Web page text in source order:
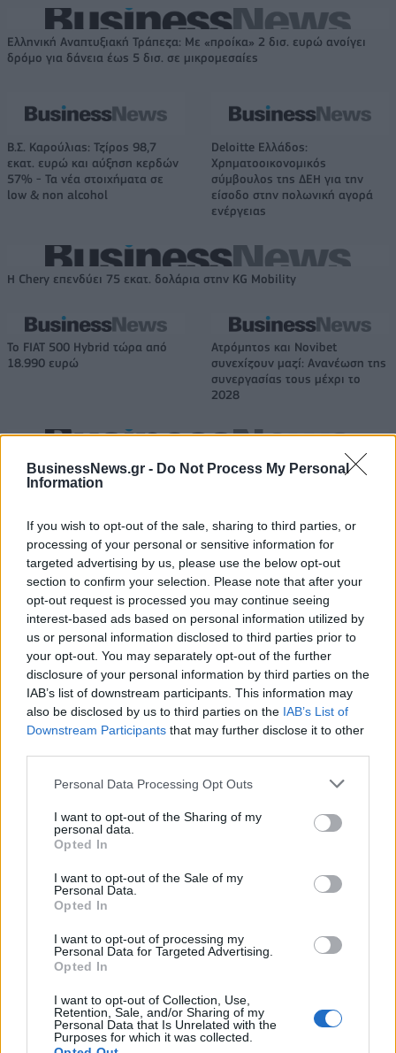
BusinessNews.gr - Do Not Process My Personal
Information
If you wish to opt-out of the sale, sharing to third parties, or
processing of your personal or sensitive information for
targeted advertising by us, please use the below opt-out
section to confirm your selection. Please note that after your
opt-out request is processed you may continue seeing
interest-based ads based on personal information utilized by
us or personal information disclosed to third parties prior to
your opt-out. You may separately opt-out of the further
disclosure of your personal information by third parties on the
IAB’s list of downstream participants. This information may
also be disclosed by us to third parties on the IAB’s List of
Downstream Participants that may further disclose it to other
Personal Data Processing Opt Outs
I want to opt-out of the Sharing of my
personal data.
Opted In
I want to opt-out of the Sale of my
Personal Data.
Opted In
I want to opt-out of processing my
Personal Data for Targeted Advertising.
Opted In
I want to opt-out of Collection, Use,
Retention, Sale, and/or Sharing of my
Personal Data that Is Unrelated with the
Purposes for which it was collected.
Ελληνική Αναπτυξιακή Τράπεζα: Με «προίκα» 2 δισ. ευρώ ανοίγει
δρόμο για δάνεια έως 5 δισ. σε μικρομεσαίες
Β.Σ. Καρούλιας: Τζίρος 98,7
εκατ. ευρώ και αύξηση κερδών
57% - Τα νέα στοιχήματα σε
low & non alcohol
Deloitte Ελλάδος:
Χρηματοοικονομικός
σύμβουλος της ΔΕΗ για την
είσοδο στην πολωνική αγορά
ενέργειας
Η Chery επενδύει 75 εκατ. δολάρια στην KG Mobility
Το FIAT 500 Hybrid τώρα από
18.990 ευρώ
Ατρόμητος και Novibet
συνεχίζουν μαζί: Ανανέωση της
συνεργασίας τους μέχρι το
2028
18η συνεχόμενη χρονιά για τον ΟΤΕ στη διεθνή σειρά δεικτών
FTSE4Good
Alpha Bank: Για πρώτη φορά το Αρχαίο Θέατρο Επιδαύρου άνοιξε τις
πύλες του σε όλους
ΠΕΡΙΣΣΌΤΕΡΑ ΣΕ ΑΥΤΉ ΤΗΝ ΚΑΤΗΓΟΡΊΑ
Στο 1o ΓΕΛ Βύρωνα η
υπουργός Παιδείας Νίκη
Κεραμέως, για τον
ξυλοδαρμό του 17χρονου
13/02/2020 - 11:43
Διαμαρτυρία στη Βουλή
από τους νησιώτες για την
Αυγή